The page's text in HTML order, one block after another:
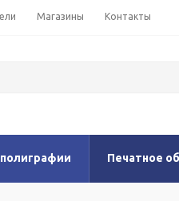
Магазины Контакты
Печатное